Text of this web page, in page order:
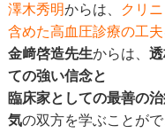
澤木秀明からは、
クリ
含めた高血圧診療の工夫
金﨑啓造先生からは、
ての強い信念と
臨床家としての最善の
気の双方を学ぶことがで